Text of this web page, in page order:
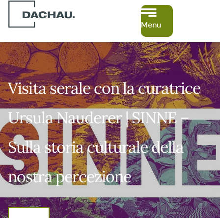
Menu
Visita serale con la curatrice
Ursula Nauderer | SINNE –
Sulla storia culturale della
nostra percezione